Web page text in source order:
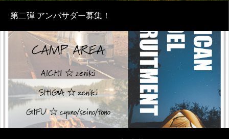
第二弾 アンバサダー募集！